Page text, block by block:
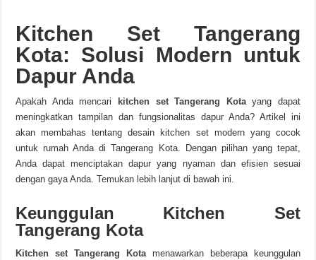
Kitchen Set Tangerang
Kota: Solusi Modern untuk
Dapur Anda
Apakah Anda mencari kitchen set Tangerang Kotayang dapat
meningkatkan tampilan dan fungsionalitas dapur Anda? Artikel ini
akan membahas tentang desain kitchen set modern yang cocok
untuk rumah Anda di Tangerang Kota. Dengan pilihan yang tepat,
Anda dapat menciptakan dapur yang nyaman dan efisien sesuai
dengan gaya Anda. Temukan lebih lanjut di bawah ini.
Keunggulan Kitchen Set
Tangerang Kota
Kitchen set Tangerang Kota menawarkan beberapa keunggulan